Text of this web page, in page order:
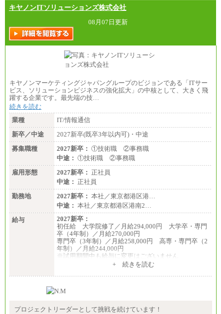
キヤノンITソリューションズ株式会社
08月07日更新
キヤノンマーケティングジャパングループのビジョンである「ITサー
ビス、ソリューションビジネスの強化拡大」の中核として、大きく飛
躍する企業です。最先端の技…
続きを読む
業種
IT/情報通信
新卒／中途
2027新卒(既卒3年以内可)・中途
募集職種
2027新卒： ①技術職 ②事務職
中途： ①技術職 ②事務職
雇用形態
2027新卒： 正社員
中途： 正社員
勤務地
2027新卒： 本社／東京都港区港…
中途： 本社／東京都港区港南2…
給与
2027新卒：
初任給 大学院修了／月給294,000円 大学卒・専門
卒（4年制）／月給270,000円
専門卒（3年制）／月給258,000円 高専・専門卒（2
年制）／月給244,000円
※試用期間中も給与に変更はございません
②事務職 月給275,000円以上
※経験・スキルを考慮の上、当社規程により決定い
※試用期間中も給与に変更はございません。
+ 続きを読む
プロジェクトリーダーとして挑戦を続けています！